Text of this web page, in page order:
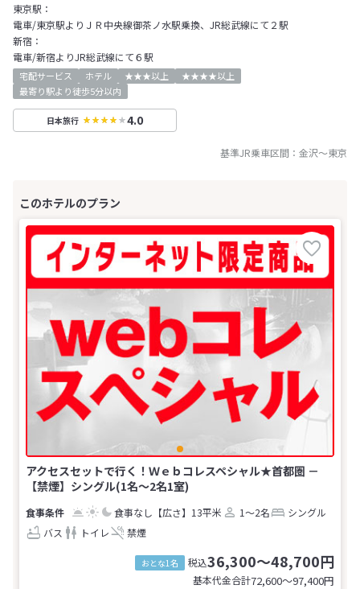
東京駅：
電車/東京駅よりＪＲ中央線御茶ノ水駅乗換、JR総武線にて２駅
新宿：
電車/新宿よりJR総武線にて６駅
宅配サービス ホテル ★★★以上
★★★★以上
最寄り駅より徒歩5分以内
日本旅行 4.0
基準JR乗車区間： 金沢～東京
アクセスセットで行く！Ｗｅｂコレスペシャル★首都圏 －
【禁煙】シングル(1名～2名1室)
食事なし 【広さ】13平米 1～2名
シングル
バス
トイレ 禁煙
おとな1名 税込36,300～48,700円
基本代金合計72,600〜97,400円